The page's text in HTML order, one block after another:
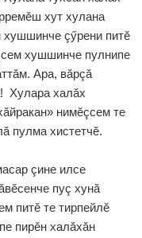
хут хулана
хушшинче çӳрени питӗ
хушшинче пулнипе
Ара, вăрçă
Хулара халăх
нимӗçсем те
пулма хистетчӗ.
çине илсе
пуç хунă
питӗ те тирпейлӗ
пирӗн халăхăн